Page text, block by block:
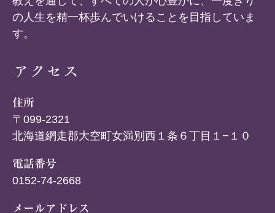
の人生を精一杯歩んでいけることを目指していま
す。
アクセス
住所
〒099-2321
北海道網走郡大空町女満別西１条６丁目１−１０
電話番号
0152-74-2668
メールアドレス